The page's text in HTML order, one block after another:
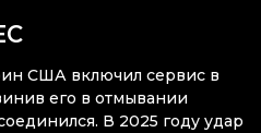
США включил сервис в
его в отмывании
В 2025 году удар